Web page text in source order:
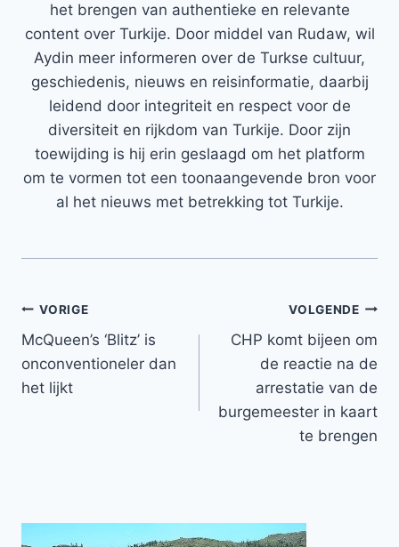
het brengen van authentieke en relevante
content over Turkije. Door middel van Rudaw, wil
Aydin meer informeren over de Turkse cultuur,
geschiedenis, nieuws en reisinformatie, daarbij
leidend door integriteit en respect voor de
diversiteit en rijkdom van Turkije. Door zijn
toewijding is hij erin geslaagd om het platform
om te vormen tot een toonaangevende bron voor
al het nieuws met betrekking tot Turkije.
Bericht
navigatie
VORIGE
McQueen’s ‘Blitz’ is
onconventioneler dan
het lijkt
VOLGENDE
CHP komt bijeen om
de reactie na de
arrestatie van de
burgemeester in kaart
te brengen